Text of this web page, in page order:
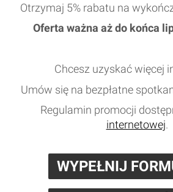
Otrzymaj 5% rabatu na
Oferta ważna aż do końca
Chcesz uzyskać więcej
Umów się na bezpłatne
Regulamin promocji
internetowej.
WYPEŁNIJ